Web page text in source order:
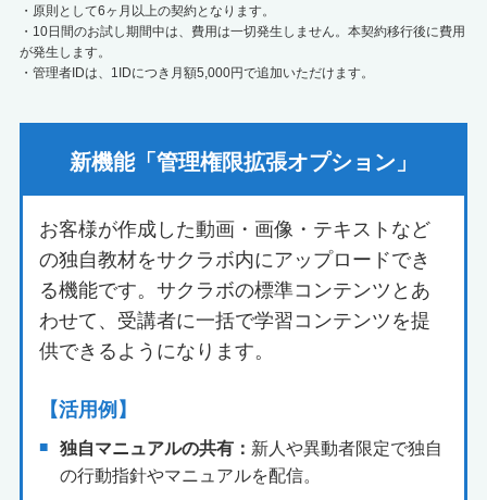
・原則として6ヶ月以上の契約となります。
・10日間のお試し期間中は、費用は一切発生しません。本契約移行後に費用
が発生します。
・管理者IDは、1IDにつき月額5,000円で追加いただけます。
新機能「管理権限拡張オプション」
お客様が作成した動画・画像・テキストなど
の独自教材をサクラボ内にアップロードでき
る機能です。サクラボの標準コンテンツとあ
わせて、受講者に一括で学習コンテンツを提
供できるようになります。
【活用例】
独自マニュアルの共有： 新人や異動者限定で独自
の行動指針やマニュアルを配信。